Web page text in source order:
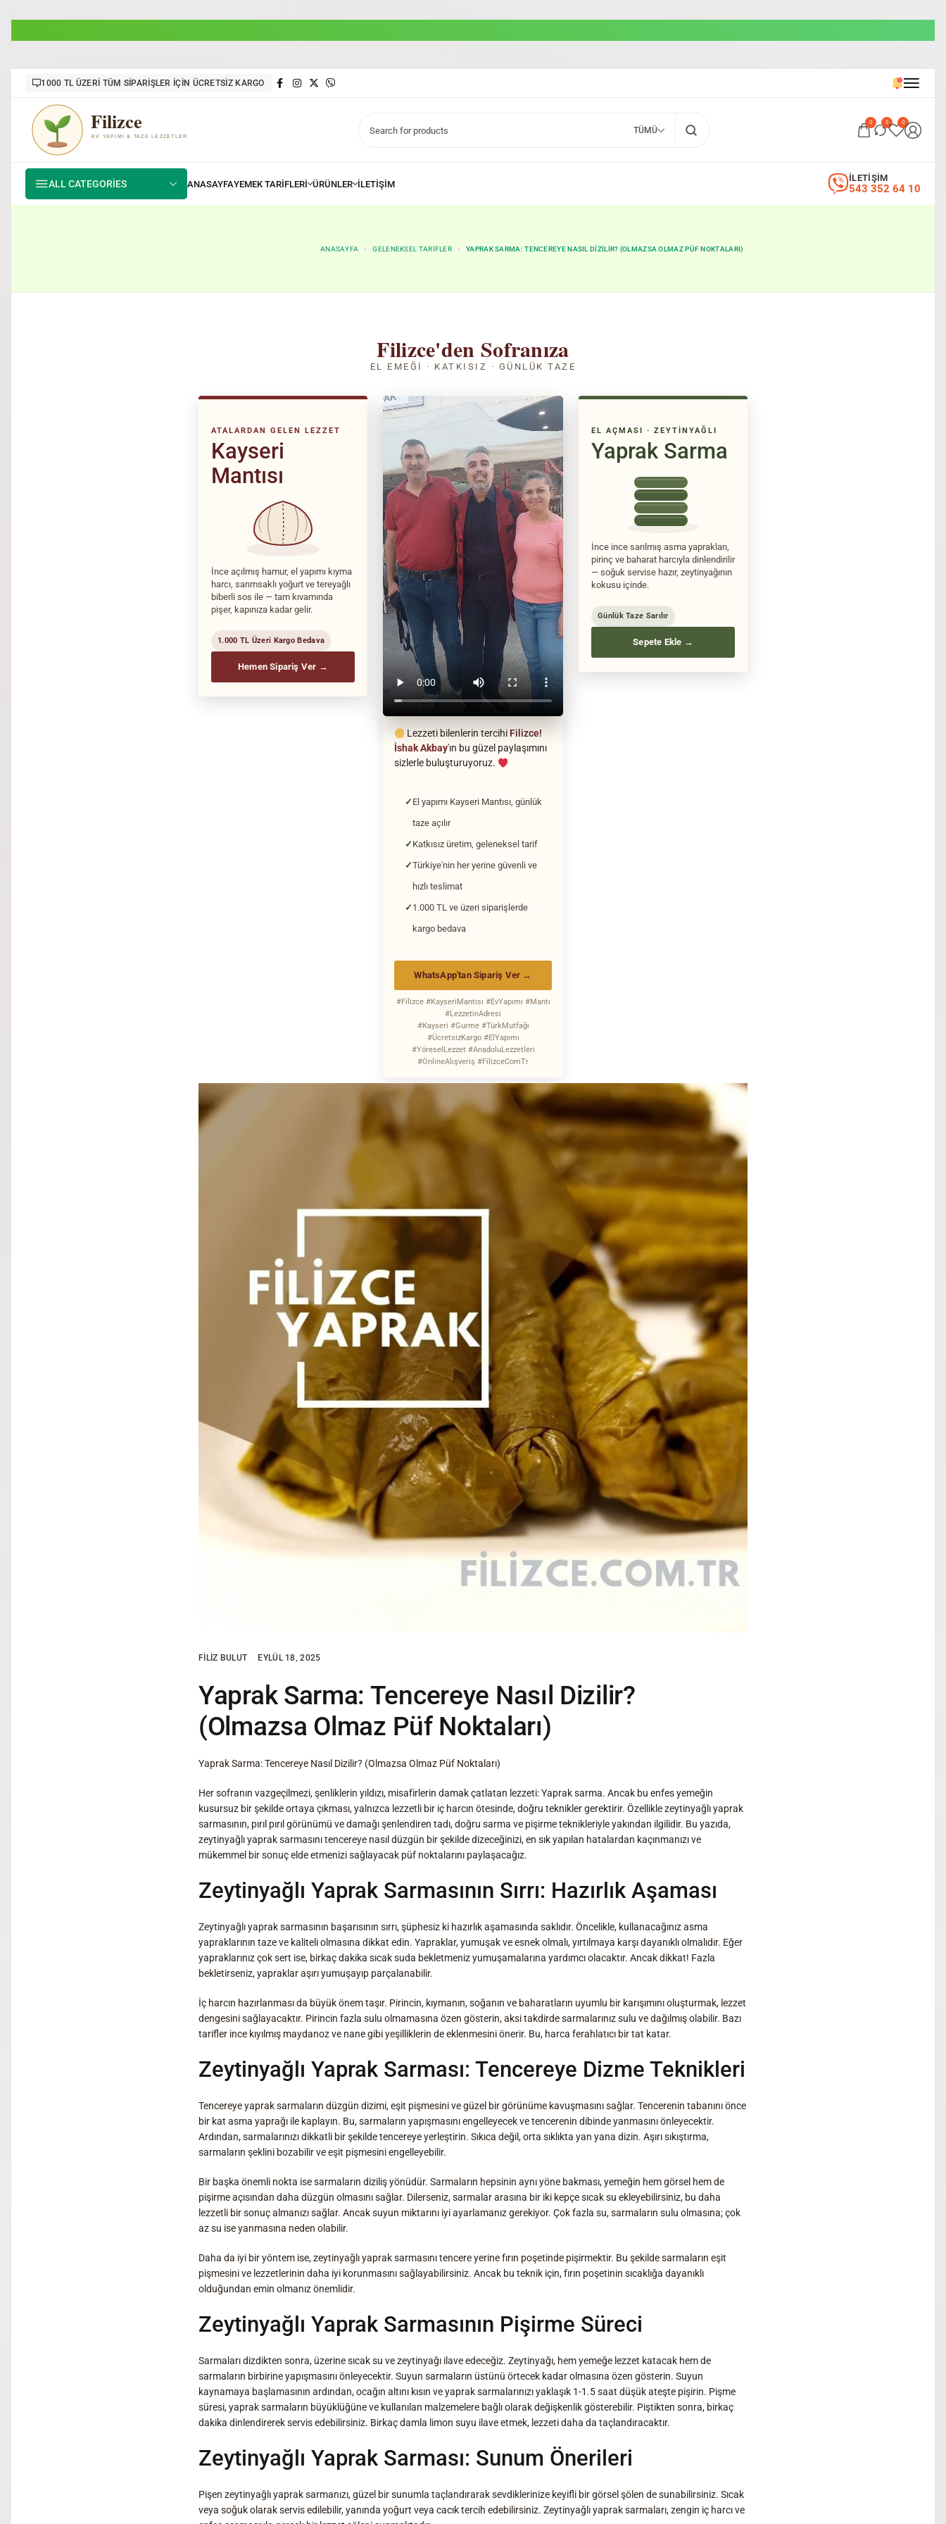
1000 TL ÜZERİ TÜM SİPARİŞLER İÇİN ÜCRETSİZ KARGO
TÜMÜ
0 0 0
ALL CATEGORIES 543 352 64 10
İLETİŞİM
ANASAYFA GELENEKSEL TARIFLER YAPRAK SARMA: TENCEREYE NASIL DIZILIR? (OLMAZSA OLMAZ PÜF NOKTALARI)
Filizce'den Sofranıza
EL EMEĞI · KATKISIZ · GÜNLÜK TAZE
ATALARDAN GELEN LEZZET
Kayseri
Mantısı
İnce açılmış hamur, el yapımı kıyma
harcı, sarımsaklı yoğurt ve tereyağlı
biberli sos ile — tam kıvamında
pişer, kapınıza kadar gelir.
1.000 TL Üzeri Kargo Bedava
Hemen Sipariş Ver →
Lezzeti bilenlerin tercihi Filizce!
İshak Akbay'ın bu güzel paylaşımını
sizlerle buluşturuyoruz.
El yapımı Kayseri Mantısı, günlük
taze açılır
Katkısız üretim, geleneksel tarif
Türkiye'nin her yerine güvenli ve
hızlı teslimat
1.000 TL ve üzeri siparişlerde
kargo bedava
WhatsApp'tan Sipariş Ver →
#Filizce #KayseriMantısı #EvYapımı #Mantı
#LezzetinAdresi
#Kayseri #Gurme #TürkMutfağı
#ÜcretsizKargo #ElYapımı
#YöreselLezzet #AnadoluLezzetleri
#OnlineAlışveriş #FilizceComTr
EL AÇMASI · ZEYTINYAĞLI
Yaprak Sarma
İnce ince sarılmış asma yaprakları,
pirinç ve baharat harcıyla dinlendirilir
— soğuk servise hazır, zeytinyağının
kokusu içinde.
Günlük Taze Sarılır
Sepete Ekle →
FILIZ BULUT EYLÜL 18, 2025
Yaprak Sarma: Tencereye Nasıl Dizilir?
(Olmazsa Olmaz Püf Noktaları)
Yaprak Sarma: Tencereye Nasıl Dizilir? (Olmazsa Olmaz Püf Noktaları)
Her sofranın vazgeçilmezi, şenliklerin yıldızı, misafirlerin damak çatlatan lezzeti: Yaprak sarma. Ancak bu enfes yemeğin
kusursuz bir şekilde ortaya çıkması, yalnızca lezzetli bir iç harcın ötesinde, doğru teknikler gerektirir. Özellikle zeytinyağlı yaprak
sarmasının, pırıl pırıl görünümü ve damağı şenlendiren tadı, doğru sarma ve pişirme teknikleriyle yakından ilgilidir. Bu yazıda,
zeytinyağlı yaprak sarmasını tencereye nasıl düzgün bir şekilde dizeceğinizi, en sık yapılan hatalardan kaçınmanızı ve
mükemmel bir sonuç elde etmenizi sağlayacak püf noktalarını paylaşacağız.
Zeytinyağlı Yaprak Sarmasının Sırrı: Hazırlık Aşaması
Zeytinyağlı yaprak sarmasının başarısının sırrı, şüphesiz ki hazırlık aşamasında saklıdır. Öncelikle, kullanacağınız asma
yapraklarının taze ve kaliteli olmasına dikkat edin. Yapraklar, yumuşak ve esnek olmalı, yırtılmaya karşı dayanıklı olmalıdır. Eğer
yapraklarınız çok sert ise, birkaç dakika sıcak suda bekletmeniz yumuşamalarına yardımcı olacaktır. Ancak dikkat! Fazla
bekletirseniz, yapraklar aşırı yumuşayıp parçalanabilir.
İç harcın hazırlanması da büyük önem taşır. Pirincin, kıymanın, soğanın ve baharatların uyumlu bir karışımını oluşturmak, lezzet
dengesini sağlayacaktır. Pirincin fazla sulu olmamasına özen gösterin, aksi takdirde sarmalarınız sulu ve dağılmış olabilir. Bazı
tarifler ince kıyılmış maydanoz ve nane gibi yeşilliklerin de eklenmesini önerir. Bu, harca ferahlatıcı bir tat katar.
Zeytinyağlı Yaprak Sarması: Tencereye Dizme Teknikleri
Tencereye yaprak sarmaların düzgün dizimi, eşit pişmesini ve güzel bir görünüme kavuşmasını sağlar. Tencerenin tabanını önce
bir kat asma yaprağı ile kaplayın. Bu, sarmaların yapışmasını engelleyecek ve tencerenin dibinde yanmasını önleyecektir.
Ardından, sarmalarınızı dikkatli bir şekilde tencereye yerleştirin. Sıkıca değil, orta sıklıkta yan yana dizin. Aşırı sıkıştırma,
sarmaların şeklini bozabilir ve eşit pişmesini engelleyebilir.
Bir başka önemli nokta ise sarmaların diziliş yönüdür. Sarmaların hepsinin aynı yöne bakması, yemeğin hem görsel hem de
pişirme açısından daha düzgün olmasını sağlar. Dilerseniz, sarmalar arasına bir iki kepçe sıcak su ekleyebilirsiniz, bu daha
lezzetli bir sonuç almanızı sağlar. Ancak suyun miktarını iyi ayarlamanız gerekiyor. Çok fazla su, sarmaların sulu olmasına; çok
az su ise yanmasına neden olabilir.
Daha da iyi bir yöntem ise, zeytinyağlı yaprak sarmasını tencere yerine fırın poşetinde pişirmektir. Bu şekilde sarmaların eşit
pişmesini ve lezzetlerinin daha iyi korunmasını sağlayabilirsiniz. Ancak bu teknik için, fırın poşetinin sıcaklığa dayanıklı
olduğundan emin olmanız önemlidir.
Zeytinyağlı Yaprak Sarmasının Pişirme Süreci
Sarmaları dizdikten sonra, üzerine sıcak su ve zeytinyağı ilave edeceğiz. Zeytinyağı, hem yemeğe lezzet katacak hem de
sarmaların birbirine yapışmasını önleyecektir. Suyun sarmaların üstünü örtecek kadar olmasına özen gösterin. Suyun
kaynamaya başlamasının ardından, ocağın altını kısın ve yaprak sarmalarınızı yaklaşık 1-1.5 saat düşük ateşte pişirin. Pişme
süresi, yaprak sarmaların büyüklüğüne ve kullanılan malzemelere bağlı olarak değişkenlik gösterebilir. Piştikten sonra, birkaç
dakika dinlendirerek servis edebilirsiniz. Birkaç damla limon suyu ilave etmek, lezzeti daha da taçlandıracaktır.
Zeytinyağlı Yaprak Sarması: Sunum Önerileri
Pişen zeytinyağlı yaprak sarmanızı, güzel bir sunumla taçlandırarak sevdiklerinize keyifli bir görsel şölen de sunabilirsiniz. Sıcak
veya soğuk olarak servis edilebilir, yanında yoğurt veya cacık tercih edebilirsiniz. Zeytinyağlı yaprak sarmaları, zengin iç harcı ve